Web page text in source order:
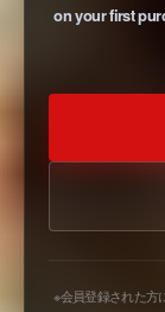
on your first
※会員登録された方